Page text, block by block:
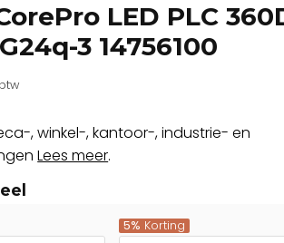
LED PLC
3 14756100
, winkel-, kantoor-, industrie- en
Lees meer.
5% Korting